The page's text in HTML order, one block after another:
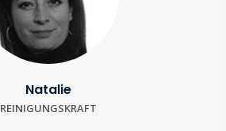
Natalie
REINIGUNGSKRAFT